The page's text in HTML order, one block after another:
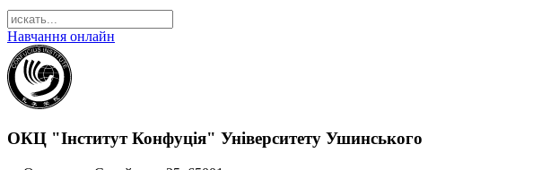
Навчання онлайн
ОКЦ "Інститут Конфуція" Університету Ушинського